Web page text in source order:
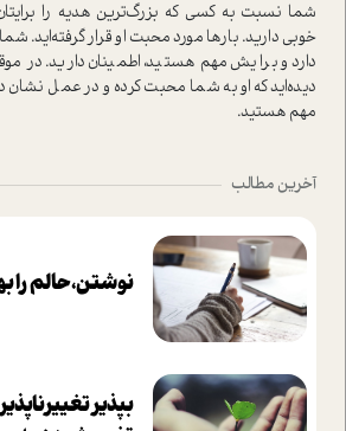
شما نسبت به کسی که بزرگ‌ترین هدیه را
خوبی دارید. بارها مورد محبت او قرار گرفته‌اید.
دارد و برایش مهم هستید، اطمینان دارید. در
دیده‌اید که او به شما محبت کرده و در عمل نشان
مهم هستید.
آخرین مطالب
نوشتن، حالم را
بپذير تغييرناپذير